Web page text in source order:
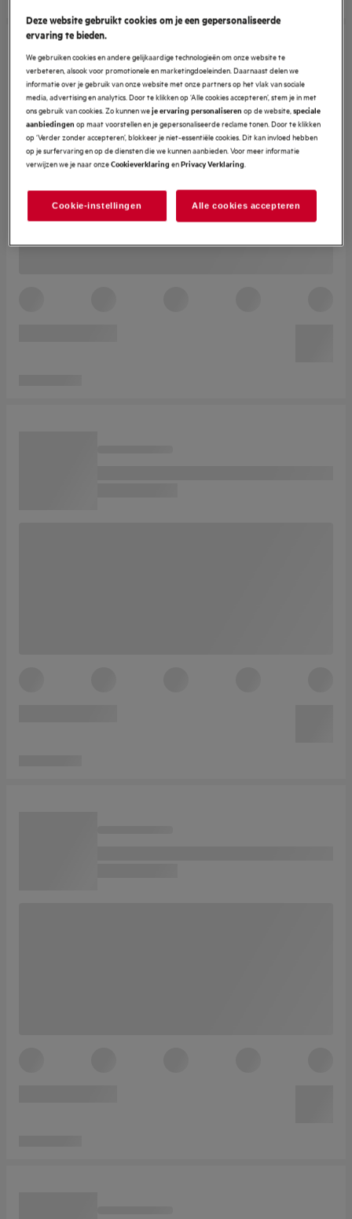
Deze website gebruikt cookies om je een gepersonaliseerde
ervaring te bieden.
We gebruiken cookies en andere gelijkaardige technologieën om onze website te
verbeteren, alsook voor promotionele en marketingdoeleinden. Daarnaast delen we
informatie over je gebruik van onze website met onze partners op het vlak van sociale
media, advertising en analytics. Door te klikken op ‘Alle cookies accepteren’, stem je in met
ons gebruik van cookies. Zo kunnen weje ervaring personaliseren op de website,speciale
aanbiedingen op maat voorstellen en je gepersonaliseerde reclame tonen. Door te klikken
op ‘Verder zonder accepteren’, blokkeer je niet-essentiële cookies. Dit kan invloed hebben
op je surfervaring en op de diensten die we kunnen aanbieden. Voor meer informatie
verwijzen we je naar onzeCookieverklaringenPrivacy Verklaring.
Cookie-instellingen Alle cookies accepteren